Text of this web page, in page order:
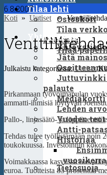
Tilaa lehti
Ostoskori
Tilaa
Puodista
Tilaa
Yhteystiedot
Jätä mainos
Juttuvinkki
palaute
Mediakortti
Lehden
Vuoden teot
Antti-
Historiaa
Tietosuoja
6.8.2007
Koti » Uutiset »
Julkaistu kategoriassa:Uutiset
Pirkanmaan työvoimapulan
ammatti-ihmisiä löytyvän
Pallo-, linjasäätö- ja
Tehdas tulee työllistämään noin
toukokuussa. Investoinnin
Voimakkaassa kasvussa
euroa. Tuotteista 85 prosenttia